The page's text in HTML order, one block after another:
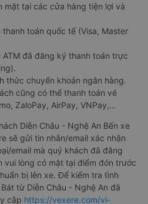
mặt tại các cửa hàng tiện lợi và
toán quốc tế (Visa, Master
đã đăng ký thanh toán trực
thức chuyển khoản ngân hàng.
cũng có thể thanh toán vé
ZaloPay, AirPay, VNPay,…
Diễn Châu - Nghệ An Bến xe
sẽ gửi tin nhắn/email xác nhận
email mà quý khách đã đăng
lòng có mặt tại điểm đón trước
bị lên xe. Để kiểm tra tình
từ Diễn Châu - Nghệ An đã
cập https://vexere.com/vi-